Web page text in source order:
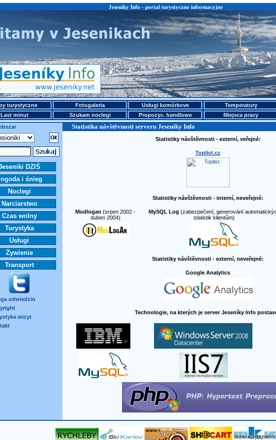
Jeseniky Info - portal turystyczno informacyjny
turystyczne Fotogaleria Usługi komórkove
Temperatury
Last minut
Szukam noclegi Propozyc. handlowe
Miejsca pracy
Statistika návštěvnosti serveru Jeseníky Info
DZIŚ
i śnieg
Noclegi
Narciarstwo
Czas wolny
Turystyka
Usługi
Żywienie
Transport
odwiedzin
wizyt
Statistiky návštěvnosti - externí, veřejné:
Toplist.cz
Statistiky návštěvnosti - interní, neveřejné:
Modlogan (srpen 2002 -
duben 2004)
MySQL Log (zabezpečení, generování
statistik klientům)
Statistiky návštěvnosti - externí, neveřejné:
Google Analytics
Technologie, na kterých je server Jeseníky Info